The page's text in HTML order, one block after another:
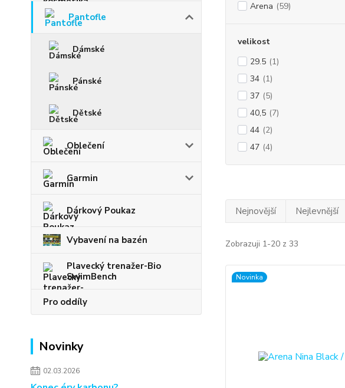
Pantofle
Dámské
Pánské
Dětské
Oblečení
Garmin
Dárkový Poukaz
Vybavení na bazén
Plavecký trenažer-Bio
SwimBench
Pro oddíly
Novinky
02.03.2026
Arena (59)
velikost
29.5 (1)
34 (1)
37 (5)
40,5 (7)
44 (2)
47 (4)
Nejnovější Nejlevnější
Zobrazuji 1-20 z 33
Novinka